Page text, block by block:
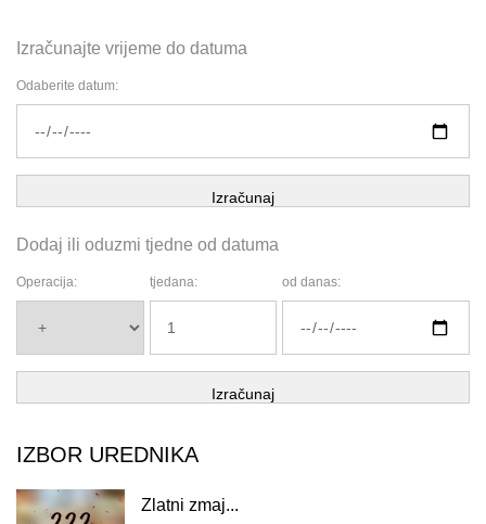
Izračunajte vrijeme do datuma
Odaberite datum:
Izračunaj
Dodaj ili oduzmi tjedne od datuma
Operacija: tjedana: od danas:
Izračunaj
IZBOR UREDNIKA
Zlatni zmaj...